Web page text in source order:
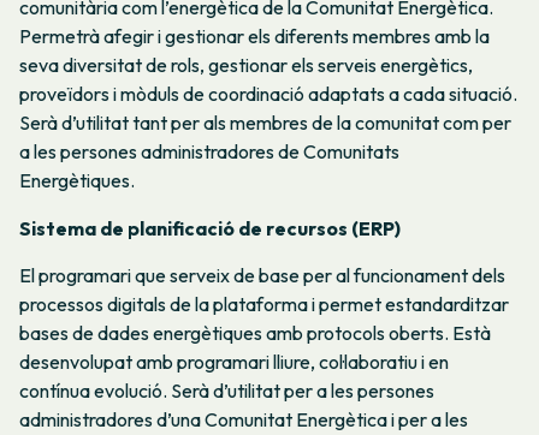
comunitària com l’energètica de la Comunitat Energètica.
Permetrà afegir i gestionar els diferents membres amb la
seva diversitat de rols, gestionar els serveis energètics,
proveïdors i mòduls de coordinació adaptats a cada situació.
Serà d’utilitat tant per als membres de la comunitat com per
a les persones administradores de Comunitats
Energètiques.
Sistema de planificació de recursos (ERP)
El programari que serveix de base per al funcionament dels
processos digitals de la plataforma i permet estandarditzar
bases de dades energètiques amb protocols oberts. Està
desenvolupat amb programari lliure, col·laboratiu i en
contínua evolució. Serà d’utilitat per a les persones
administradores d’una Comunitat Energètica i per a les